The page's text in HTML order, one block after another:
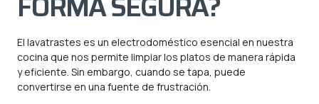
El lavatrastes es un electrodoméstico esencial en nuestra
cocina que nos permite limpiar los platos de manera rápida
y eficiente. Sin embargo, cuando se tapa, puede
convertirse en una fuente de frustración.